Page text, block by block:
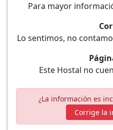
Para mayor
Lo sentimos, no
Este Hostal no
¿La información es
Corrige la